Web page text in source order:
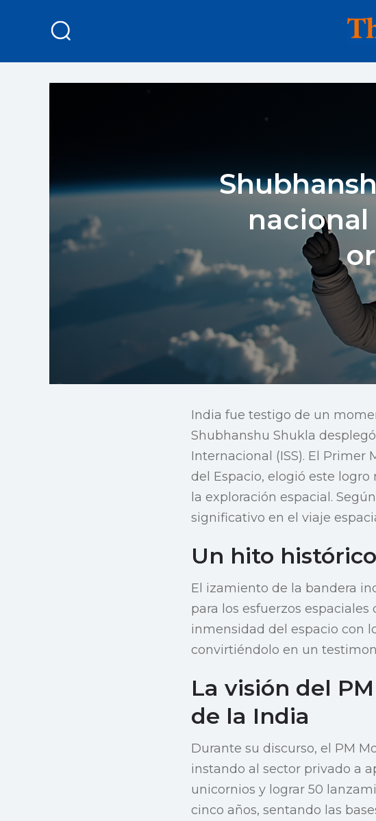
nacional
India fue testigo de un
Shubhanshu Shukla
Internacional (ISS). El Primer
del Espacio, elogió este
la exploración espacial. Según
significativo en el viaje
Un hito
El izamiento de la bandera
para los esfuerzos
inmensidad del espacio con
convirtiéndolo en un
La visión del
de la India
Durante su discurso, el PM
instando al sector privado a
unicornios y lograr 50
cinco años, sentando las